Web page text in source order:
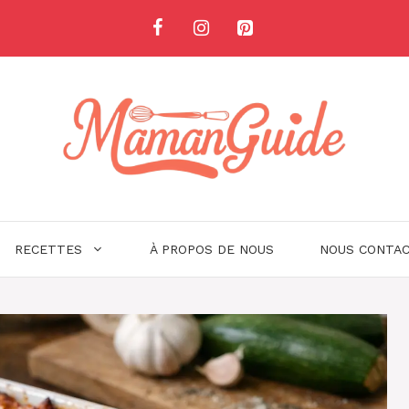
RECETTES À PROPOS DE NOUS NOUS